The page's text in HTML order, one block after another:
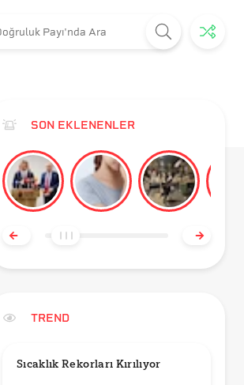
SON EKLENENLER
TREND
Sıcaklık Rekorları Kırılıyor